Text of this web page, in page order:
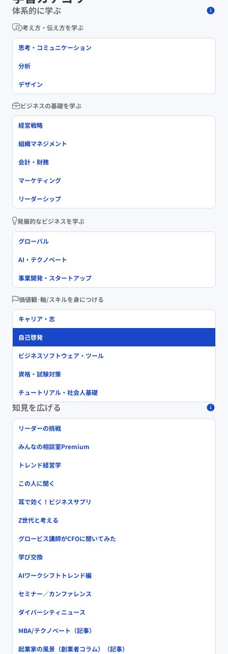
体系的に学ぶ
考え方・伝え方を学ぶ
思考・コミュニケーション
分析
デザイン
ビジネスの基礎を学ぶ
経営戦略
組織マネジメント
会計・財務
マーケティング
リーダーシップ
発展的なビジネスを学ぶ
グローバル
AI・テクノベート
事業開発・スタートアップ
価値観･軸/スキルを身につける
キャリア・志
自己啓発
ビジネスソフトウェア・ツール
資格・試験対策
チュートリアル・社会人基礎
知見を広げる
リーダーの挑戦
みんなの相談室Premium
トレンド経営学
この人に聞く
耳で効く！ビジネスサプリ
Z世代と考える
グロービス講師がCFOに聞いてみた
学び交換
AIワークシフトトレンド編
セミナー／カンファレンス
ダイバーシティニュース
MBA/テクノベート（記事）
起業家の風景（創業者コラム）（記事）